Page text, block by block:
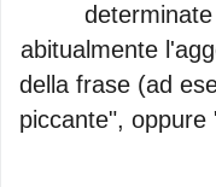
abitualmente
della frase (ad
piccante", oppure